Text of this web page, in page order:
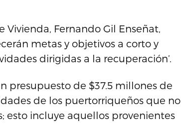
Fernando Gil Enseñat,
metas y objetivos a corto y
dirigidas a la recuperación’.
presupuesto de $37.5 millones de
de los puertorriqueños que no
incluye aquellos provenientes